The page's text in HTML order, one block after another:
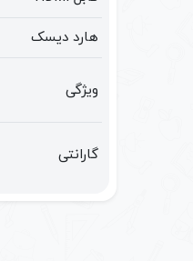
هارد دیسک
ویژگی
گارانتی